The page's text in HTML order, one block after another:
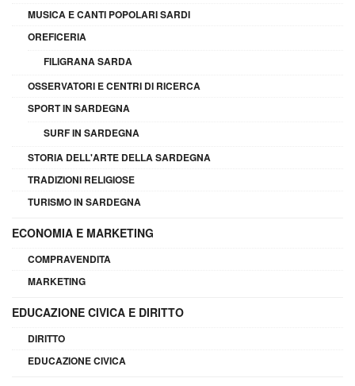
MUSICA E CANTI POPOLARI SARDI
OREFICERIA
FILIGRANA SARDA
OSSERVATORI E CENTRI DI RICERCA
SPORT IN SARDEGNA
SURF IN SARDEGNA
STORIA DELL'ARTE DELLA SARDEGNA
TRADIZIONI RELIGIOSE
TURISMO IN SARDEGNA
ECONOMIA E MARKETING
COMPRAVENDITA
MARKETING
EDUCAZIONE CIVICA E DIRITTO
DIRITTO
EDUCAZIONE CIVICA